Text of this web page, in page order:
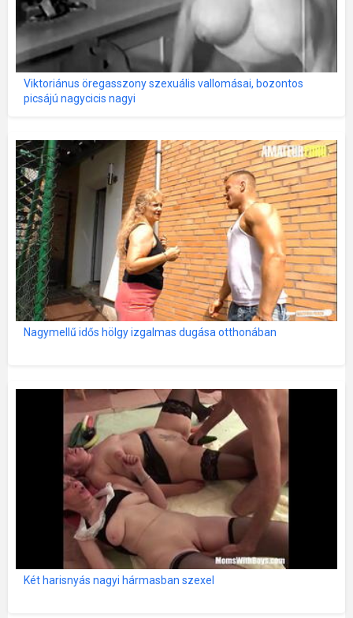
Viktoriánus öregasszony szexuális vallomásai, bozontos
picsájú nagycicis nagyi
Nagymellű idős hölgy izgalmas dugása otthonában
Két harisnyás nagyi hármasban szexel